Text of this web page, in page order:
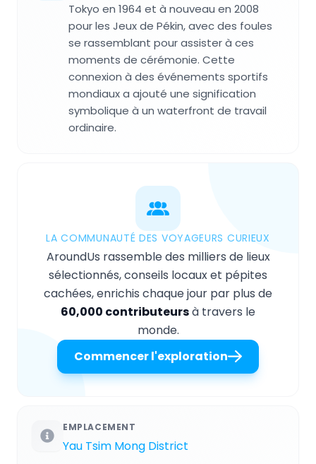
Tokyo en 1964 et à nouveau en 2008
pour les Jeux de Pékin, avec des foules
se rassemblant pour assister à ces
moments de cérémonie. Cette
connexion à des événements sportifs
mondiaux a ajouté une signification
symbolique à un waterfront de travail
ordinaire.
LA COMMUNAUTÉ DES VOYAGEURS CURIEUX
AroundUs rassemble des milliers de lieux
sélectionnés, conseils locaux et pépites
cachées, enrichis chaque jour par plus de
60,000 contributeursà travers le
monde.
Commencer l'exploration
EMPLACEMENT
Yau Tsim Mong District